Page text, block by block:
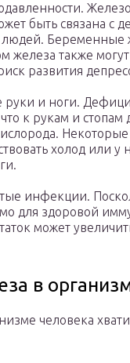
быть связана с
людей.
железа также
развития
руки и ноги.
к рукам и стопам
холод или у
инфекции.
для здоровой
может
в
человека